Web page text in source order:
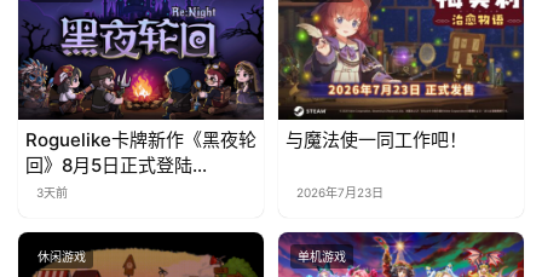
Roguelike卡牌新作《黑夜轮
回》8月5日正式登陆
Steam，首发9折优惠开启
3天前
与魔法使一同工作吧！
2026年7月23日
休闲游戏 单机游戏